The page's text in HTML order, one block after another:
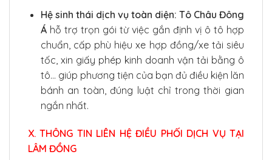
Hệ sinh thái dịch vụ toàn diện: Tô Châu Đông
Áhỗ trợ trọn gói từ việc gắn định vị ô tô hợp
chuẩn, cấp phù hiệu xe hợp đồng/xe tải siêu
tốc, xin giấy phép kinh doanh vận tải bằng ô
tô… giúp phương tiện của bạn đủ điều kiện lăn
bánh an toàn, đúng luật chỉ trong thời gian
ngắn nhất.
X. THÔNG TIN LIÊN HỆ ĐIỀU PHỐI DỊCH VỤ TẠI
LÂM ĐỒNG